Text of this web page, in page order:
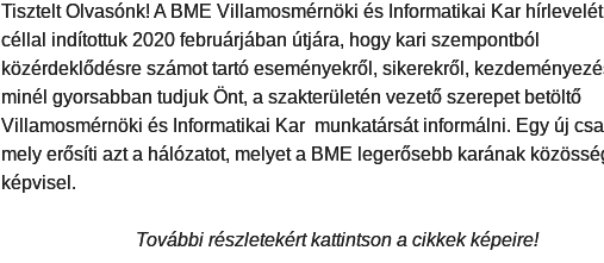
Tisztelt Olvasónk! A BME Villamosmérnöki és Informatikai Kar
céllal indítottuk 2020 februárjában útjára, hogy kari szempontból
közérdeklődésre számot tartó eseményekről, sikerekről,
minél gyorsabban tudjuk Önt, a szakterületén vezető szerepet betöltő
Villamosmérnöki és Informatikai Kar munkatársát informálni. Egy új
mely erősíti azt a hálózatot, melyet a BME legerősebb karának
képvisel.
További részletekért kattintson a cikkek képeire!